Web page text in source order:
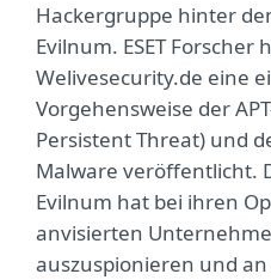
Hackergruppe hinter
Evilnum. ESET Forscher
Welivesecurity.de eine
Vorgehensweise der
Persistent Threat) und
Malware veröffentlicht.
Evilnum hat bei ihren
anvisierten
auszuspionieren und